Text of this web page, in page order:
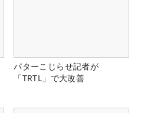
パターこじらせ記者が
「TRTL」で大改善